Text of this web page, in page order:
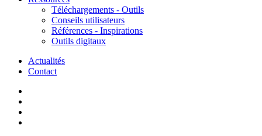
Téléchargements - Outils
Conseils utilisateurs
Références - Inspirations
Outils digitaux
Actualités
Contact